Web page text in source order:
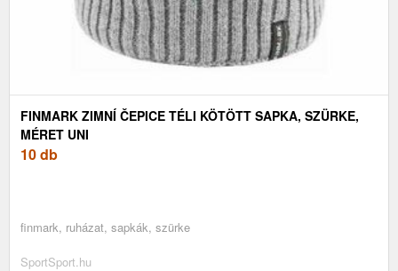
FINMARK ZIMNÍ ČEPICE TÉLI KÖTÖTT SAPKA, SZÜRKE,
MÉRET UNI
10 db
finmark, ruházat, sapkák, szürke
SportSport.hu